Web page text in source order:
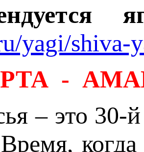
yagi/shiva-
-
– это 30-